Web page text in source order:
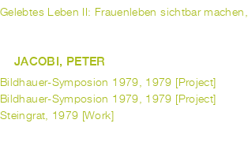
Gelebtes Leben II: Frauenleben sichtbar
JACOBI, PETER
Bildhauer-Symposion 1979, 1979 [Project]
Bildhauer-Symposion 1979, 1979 [Project]
Steingrat, 1979 [Work]